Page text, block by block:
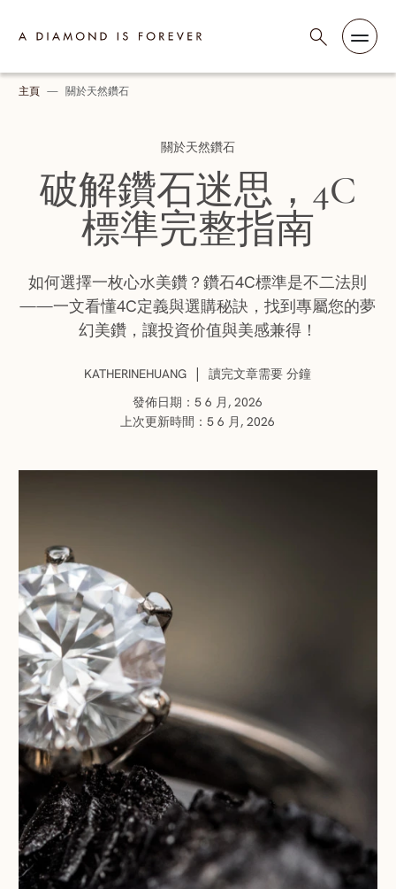
A Diamond is Forever - Traditional Chinese
主頁 — 關於天然鑽石
:關於天然鑽石
破解鑽石迷思，4C
標準完整指南
如何選擇一枚心水美鑽？鑽石4C標準是不二法則
——一文看懂4C定義與選購秘訣，找到專屬您的夢
幻美鑽，讓投資价值與美感兼得！
:KATHERINEHUANG |
讀完文章需要 分鐘
發佈日期：5 6 月, 2026
上次更新時間：5 6 月, 2026